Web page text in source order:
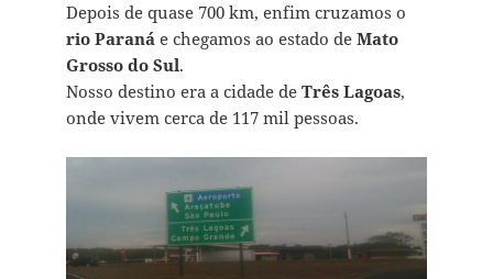
Depois de quase 700 km, enfim cruzamos o
rio Paranáe chegamos ao estado de Mato
Grosso do Sul.
Nosso destino era a cidade de Três Lagoas,
onde vivem cerca de 117 mil pessoas.